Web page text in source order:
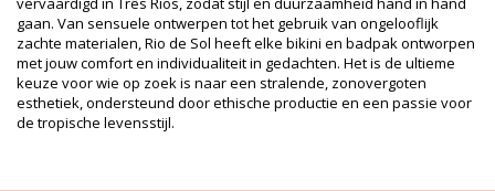
inbegrepen)
HS CODE: 6112.41.0010
SKU: 1981127242
EAN: XS (7899810467201), S (7899810467218), M (7899810467225),
L (7899810467232), XL (7899810467249)
Gewicht: 45g / 0.1lb / 1.59oz
Geretoucheerde foto's
gaan. Van sensuele ontwerpen tot het gebruik van ongelooflijk
zachte materialen, Rio de Sol heeft elke bikini en badpak ontworpen
met jouw comfort en individualiteit in gedachten. Het is de ultieme
keuze voor wie op zoek is naar een stralende, zonovergoten
esthetiek, ondersteund door ethische productie en een passie voor
de tropische levensstijl.